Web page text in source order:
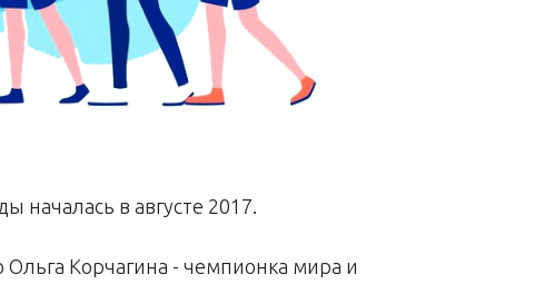
началась в августе 2017.
Корчагина - чемпионка мира и